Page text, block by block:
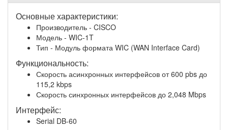
Основные характеристики:
Производитель - CISCO
Модель - WIC-1T
Тип - Модуль формата WIC (WAN Interface Card)
Функциональность:
Скорость асинхронных интерфейсов от 600 pbs до
115,2 kbps
Скорость синхронных интерфейсов до 2,048 Mbps
Интерфейс:
Serial DB-60